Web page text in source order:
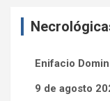
Enifacio
9 de agosto